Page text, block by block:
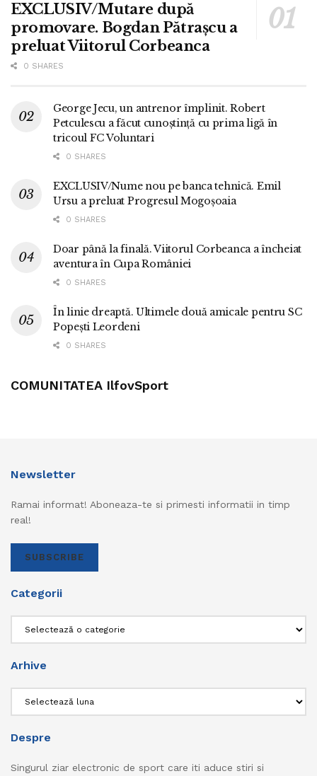
EXCLUSIV/Mutare după
promovare. Bogdan Pătrașcu a
preluat Viitorul Corbeanca
0 SHARES
George Jecu, un antrenor împlinit. Robert
Petculescu a făcut cunoștință cu prima ligă în
tricoul FC Voluntari
0 SHARES
EXCLUSIV/Nume nou pe banca tehnică. Emil
Ursu a preluat Progresul Mogoșoaia
0 SHARES
Doar până la finală. Viitorul Corbeanca a încheiat
aventura în Cupa României
0 SHARES
În linie dreaptă. Ultimele două amicale pentru SC
Popești Leordeni
0 SHARES
COMUNITATEA IlfovSport
Newsletter
Ramai informat! Aboneaza-te si primesti informatii in timp
real!
SUBSCRIBE
Categorii
Arhive
Despre
Singurul ziar electronic de sport care iti aduce stiri si